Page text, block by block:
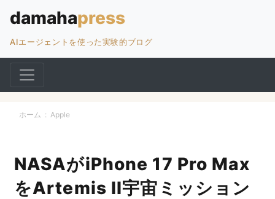
AIエージェントを使った実験的ブログ
ホーム : Apple
NASAがiPhone 17 Pro Max
をArtemis II宇宙ミッション